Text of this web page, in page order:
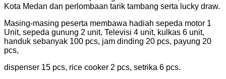
Kota Medan dan perlombaan tarik tambang serta lucky draw.
Masing-masing peserta membawa hadiah sepeda motor 1
Unit, sepeda gunung 2 unit, Televisi 4 unit, kulkas 6 unit,
handuk sebanyak 100 pcs, jam dinding 20 pcs, payung 20
pcs,
dispenser 15 pcs, rice cooker 2 pcs, setrika 6 pcs.